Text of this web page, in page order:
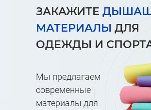
ЗАКАЖИТЕ
МАТЕРИАЛЫ ДЛЯ
ОДЕЖДЫ И
Мы предлагаем
современные
материалы для